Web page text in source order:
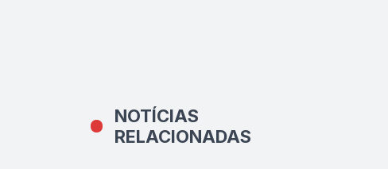
NOTÍCIAS
RELACIONADAS